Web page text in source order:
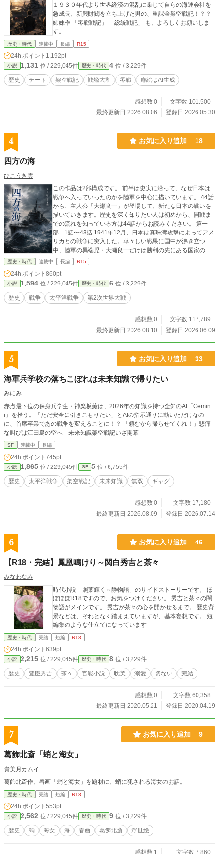
１９３０年代より世界経済の混乱に乗じて自らの海運会社を
急成長、新興財閥を立ち上げた男の、重課金架空戦記！？？
姉妹作 「零戦戦記」 「総統戦記」 も、よろしくお願いしま
す。
歴史・時代 連載中 長編 R15
24h.ポイント 1,192pt
小説 1,131 位 / 229,045件 歴史・時代 4 位 / 3,229件
歴史 チート 架空戦記 戦艦大和 零戦 扉絵はAI生成
感想数 0
文字数 101,500
最終更新日 2026.08.06
登録日 2026.05.30
4 お気に入り追加 18
四方の海
ひこうき雲
この作品は2部構成です。 前半は史実に沿って、なぜ日本は
戦争へ入っていったのかを陸軍を中心に描いています。 44話
から、主人公「大瀬良一」が登場して、新たな日本の戦いを
描いていきます。歴史を深く知りたい人は初めから、開戦ま
での流れを知っている方は44話からお読みください。 第一
部 1話〜43話 1941年12月、日本は真珠湾攻撃によってアメ
リカとの戦争に突入した。華々しい戦果に国中が沸き立つ
中、陸軍の異端児・大瀬良一だけは勝利の先にある国家の破
滅を見据えていた。圧倒的な工業力と資源を持つアメリカと
942年1月、田中新一失脚の余波の中で参謀部長に抜擢された
大瀬は、石原莞爾と連携し、陸海軍の統合運用、編、科学技
術重視への転換を推進する。同時に南方占領地では、単なる
軍事支配ではなく将来的な独立を見据えた新秩序の構築を模
の国家戦略を練り上げ、1942年3月、帝国の進むべき道を問
う一大構想を動かし始める。これは戦争に勝つためではな
歴史・時代 連載中 長編 R15
24h.ポイント 860pt
小説 1,594 位 / 229,045件 歴史・時代 6 位 / 3,229件
歴史 戦争 太平洋戦争 第2次世界大戦
感想数 0
文字数 117,789
最終更新日 2026.08.10
登録日 2026.06.09
5 お気に入り追加 33
海軍兵学校の落ちこぼれは未来知識で帰りたい
みにみ
赤点最下位の保身兵学生・神楽坂薫は、2026年の知識を持つ全知のAI「Gemin
i」を拾う。「ただ安全に引きこもりたい」とAIの指示通りに動いただけなの
に、首席卒業であの戦争を変えることに！？ 「頼むから帰らせてくれ！」悲痛
な叫びは江田島の空へ 未来知識架空戦記いざ開幕
SF 連載中 長編
24h.ポイント 745pt
小説 1,865 位 / 229,045件 SF 5 位 / 6,755件
歴史 太平洋戦争 架空戦記 未来知識 無双 ギャグ
感想数 0
文字数 17,180
最終更新日 2026.08.09
登録日 2026.07.14
6 お気に入り追加 46
【R18・完結】鳳凰鳴けり～関白秀吉と茶々
みなわなみ
時代小説「照葉輝く～静物語」のサイドストーリーです。 ほ
ぼほぼR18ですので、お気をつけください。 秀吉と茶々の閨
物語がメインです。 秀吉が茶々の心を開かせるまで。 歴史背
景などは、それとなく踏まえていますが、基本妄想です。 短
編集のような仕立てになっています
歴史・時代 完結 短編 R18
24h.ポイント 639pt
小説 2,215 位 / 229,045件 歴史・時代 8 位 / 3,229件
歴史 豊臣秀吉 茶々 官能小説 耽美 溺愛 切ない 完結
感想数 0
文字数 60,358
最終更新日 2020.05.21
登録日 2020.04.19
7 お気に入り追加 9
葛飾北斎「蛸と海女」
貴美月カムイ
葛飾北斎作、春画「蛸と海女」を題材に、蛸に犯される海女のお話。
歴史・時代 完結 短編 R18
24h.ポイント 553pt
小説 2,562 位 / 229,045件 歴史・時代 9 位 / 3,229件
歴史 蛸 海女 海 春画 葛飾北斎 浮世絵
感想数 1 文字数 7,860